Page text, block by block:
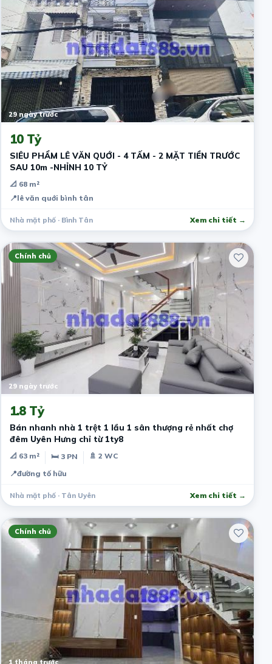
29 ngày trước
10 Tỷ
SIÊU PHẨM LÊ VĂN QUỚI - 4 TẤM - 2 MẶT TIỀN TRƯỚC
SAU 10m -NHỈNH 10 TỶ
📐 68 m²
📍lê văn quới bình tân
Nhà mặt phố · Bình Tân Xem chi tiết →
Chính chủ
29 ngày trước
1.8 Tỷ
Bán nhanh nhà 1 trệt 1 lầu 1 sân thượng rẻ nhất chợ
đêm Uyên Hưng chỉ từ 1ty8
📐 63 m² 🛏 3 PN
🚿 2 WC
📍đường tố hữu
Nhà mặt phố · Tân Uyên Xem chi tiết →
Chính chủ
1 tháng trước